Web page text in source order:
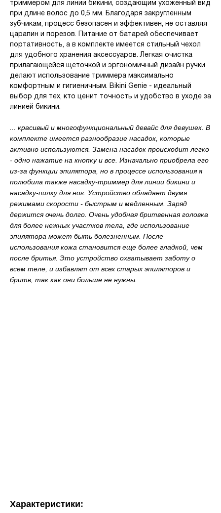
триммером для линии бикини, создающим ухоженный вид
при длине волос до 0,5 мм. Благодаря закругленным
зубчикам, процесс безопасен и эффективен, не оставляя
царапин и порезов. Питание от батарей обеспечивает
портативность, а в комплекте имеется стильный чехол
для удобного хранения аксессуаров. Легкая очистка
прилагающейся щеточкой и эргономичный дизайн ручки
делают использование триммера максимально
комфортным и гигиеничным. Bikini Genie - идеальный
выбор для тех, кто ценит точность и удобство в уходе за
линией бикини.
... красивый и многофункциональный девайс для девушек. В
комплекте имеется разнообразие насадок, которые
активно используются. Замена насадок происходит легко
- одно нажатие на кнопку и все. Изначально приобрела его
из-за функции эпилятора, но в процессе использования я
полюбила также насадку-триммер для линии бикини и
насадку-пилку для ног. Устройство обладает двумя
режимами скорости - быстрым и медленным. Заряд
держится очень долго. Очень удобная бритвенная головка
для более нежных участков тела, где использование
эпилятора может быть болезненным. После
использования кожа становится еще более гладкой, чем
после бритья. Это устройство охватывает заботу о
всем теле, и избавлят от всех старых эпиляторов и
бритв, так как они больше не нужны.
Характеристики: